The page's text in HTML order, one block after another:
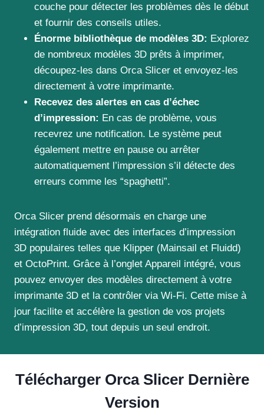
couche pour détecter les problèmes dès le début
et fournir des conseils utiles.
Énorme bibliothèque de modèles 3D: Explorez
de nombreux modèles 3D prêts à imprimer,
découpez-les dans Orca Slicer et envoyez-les
directement à votre imprimante.
Recevez des alertes en cas d’échec
d’impression: En cas de problème, vous
recevrez une notification. Le système peut
également mettre en pause ou arrêter
automatiquement l’impression s’il détecte des
erreurs comme les “spaghetti”.
Orca Slicer prend désormais en charge une
intégration fluide avec des interfaces d’impression
3D populaires telles que Klipper (Mainsail et Fluidd)
et OctoPrint. Grâce à l’onglet Appareil intégré, vous
pouvez envoyer des modèles directement à votre
imprimante 3D et la contrôler via Wi-Fi. Cette mise à
jour facilite et accélère la gestion de vos projets
d’impression 3D, tout depuis un seul endroit.
Télécharger Orca Slicer Dernière
Version